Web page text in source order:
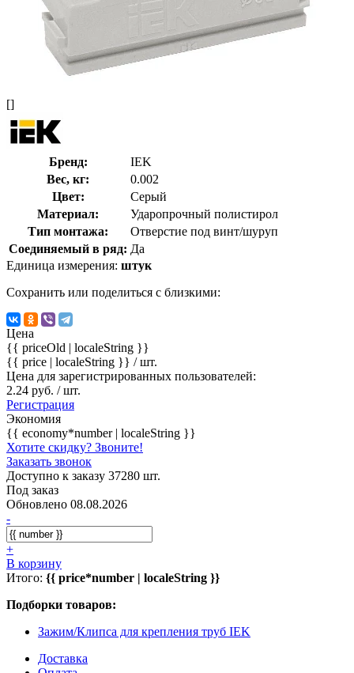
[]
Бренд:
IEK
Вес, кг:
0.002
Цвет:
Серый
Материал:
Ударопрочный полистирол
Тип монтажа:
Отверстие под винт/шуруп
Соединяемый в ряд: Да
Единица измерения: штук
Сохранить или поделиться с близкими:
Цена
{{ priceOld | localeString }}
{{ price | localeString }} / шт.
Цена для зарегистрированных пользователей:
2.24 руб. / шт.
Регистрация
Экономия
{{ economy*number | localeString }}
Хотите скидку? Звоните!
Заказать звонок
Доступно к заказу 37280 шт.
Под заказ
Обновлено 08.08.2026
-
+
В корзину
Итого: {{ price*number | localeString }}
Подборки товаров:
Зажим/Клипса для крепления труб IEK
Доставка